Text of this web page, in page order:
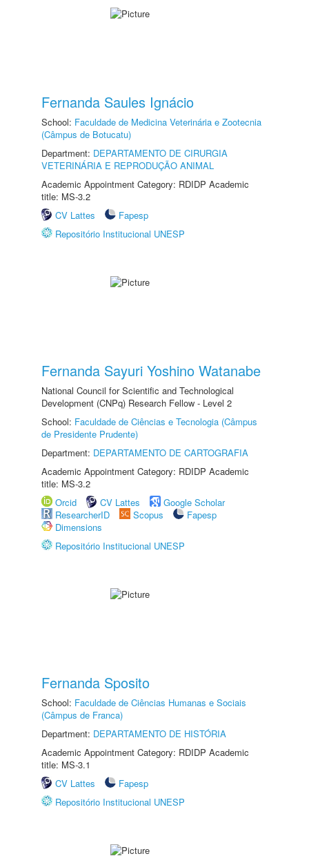
Fernanda Saules Ignácio
School: Faculdade de Medicina Veterinária e Zootecnia
(Câmpus de Botucatu)
Department: DEPARTAMENTO DE CIRURGIA
VETERINÁRIA E REPRODUÇÃO ANIMAL
Academic Appointment Category: RDIDP Academic
title: MS-3.2
CV Lattes
Fapesp
Repositório Institucional UNESP
Fernanda Sayuri Yoshino Watanabe
National Council for Scientific and Technological
Development (CNPq) Research Fellow - Level 2
School: Faculdade de Ciências e Tecnologia (Câmpus
de Presidente Prudente)
Department: DEPARTAMENTO DE CARTOGRAFIA
Academic Appointment Category: RDIDP Academic
title: MS-3.2
Orcid
CV Lattes
Google Scholar
ResearcherID
Scopus
Fapesp
Dimensions
Repositório Institucional UNESP
Fernanda Sposito
School: Faculdade de Ciências Humanas e Sociais
(Câmpus de Franca)
Department: DEPARTAMENTO DE HISTÓRIA
Academic Appointment Category: RDIDP Academic
title: MS-3.1
CV Lattes
Fapesp
Repositório Institucional UNESP